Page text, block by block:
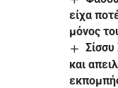
είχα
μόνος
και